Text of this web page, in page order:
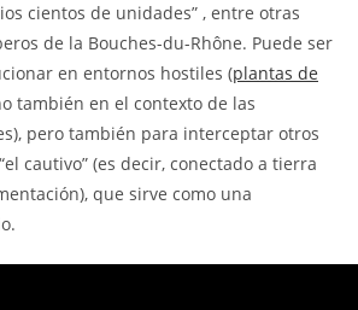
cientos de unidades” , entre otras
de la Bouches-du-Rhône. Puede ser
en entornos hostiles (plantas de
también en el contexto de las
pero también para interceptar otros
cautivo” (es decir, conectado a tierra
que sirve como una